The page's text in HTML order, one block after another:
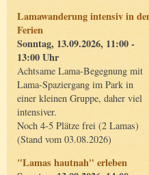
Lamawanderung intensiv in
Ferien
Sonntag, 13.09.2026, 11:00 -
13:00 Uhr
Achtsame Lama-Begegnung mit
Lama-Spaziergang im Park in
einer kleinen Gruppe, daher viel
intensiver.
Noch 4-5 Plätze frei (2 Lamas)
(Stand vom 03.08.2026)
"Lamas hautnah" erleben